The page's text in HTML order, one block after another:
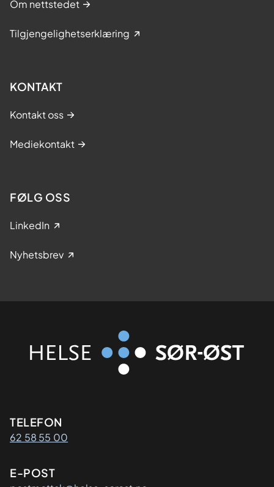
Om nettstedet
Tilgjengelighetserklæring
KONTAKT
Kontakt oss
Mediekontakt
FØLG OSS
LinkedIn
Nyhetsbrev
Kontaktinformasjon
TELEFON
62 58 55 00
E-POST